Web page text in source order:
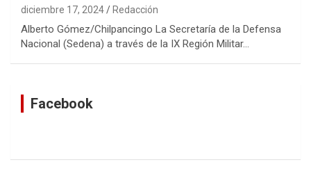
diciembre 17, 2024 Redacción
Alberto Gómez/Chilpancingo La Secretaría de la Defensa
Nacional (Sedena) a través de la IX Región Militar…
Facebook